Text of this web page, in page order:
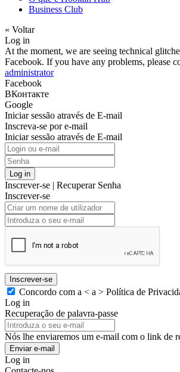
Business Club
« Voltar
Log in
At the moment, we are seeing technical
Facebook. If you have any problems, please
administrator
Facebook
ВКонтакте
Google
Iniciar sessão através de E-mail
Inscreva-se por e-mail
Iniciar sessão através de E-mail
Log in
Inscrever-se | Recuperar Senha
Inscrever-se
Inscrever-se
Concordo com a < a > Política de
Log in
Recuperação de palavra-passe
Nós lhe enviaremos um e-mail com o link de
Enviar e-mail
Log in